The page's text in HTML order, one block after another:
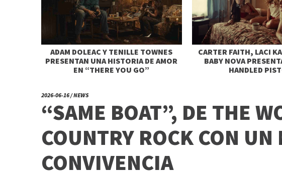
ADAM DOLEAC Y TENILLE TOWNES
PRESENTAN UNA HISTORIA DE AMOR
EN “THERE YOU GO”
CARTER FAITH, LACI
BABY NOVA
HANDLED
2026-06-16 / NEWS
“SAME BOAT”, DE THE
COUNTRY ROCK CON UN
CONVIVENCIA